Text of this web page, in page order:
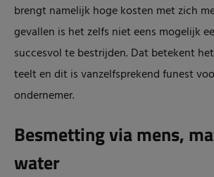
brengt namelijk hoge kosten met zich
gevallen is het zelfs niet eens mogelijk
succesvol te bestrijden. Dat betekent
teelt en dit is vanzelfsprekend funest
ondernemer.
Besmetting via mens,
water